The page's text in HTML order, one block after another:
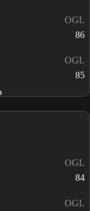
OGL
86
OGL
85
OGL
84
OGL